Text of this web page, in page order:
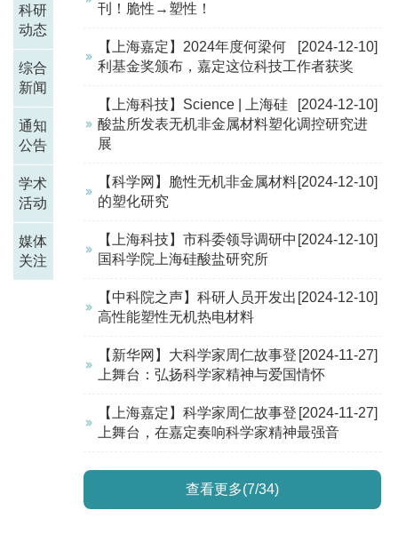
科研
动态
综合
新闻
通知
公告
学术
活动
媒体
关注
刊！脆性→塑性！
[2024-12-10]
【上海嘉定】2024年度何梁何
利基金奖颁布，嘉定这位科技工作者获奖
[2024-12-10]
【上海科技】Science | 上海硅
酸盐所发表无机非金属材料塑化调控研究进
展
[2024-12-10]
【科学网】脆性无机非金属材料
的塑化研究
[2024-12-10]
【上海科技】市科委领导调研中
国科学院上海硅酸盐研究所
[2024-12-10]
【中科院之声】科研人员开发出
高性能塑性无机热电材料
[2024-11-27]
【新华网】大科学家周仁故事登
上舞台：弘扬科学家精神与爱国情怀
[2024-11-27]
【上海嘉定】科学家周仁故事登
上舞台，在嘉定奏响科学家精神最强音
查看更多(7/34)